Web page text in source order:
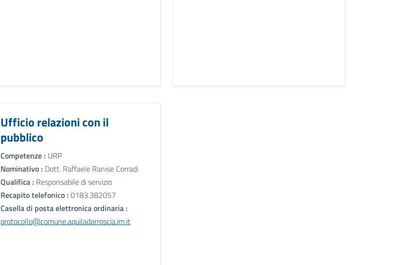
Ufficio relazioni con il
pubblico
Competenze : URP
Nominativo : Dott. Raffaele Ranise Corradi
Qualifica : Responsabile di servizio
Recapito telefonico : 0183.382057
Casella di posta elettronica ordinaria :
protocollo@comune.aquiladarroscia.im.it